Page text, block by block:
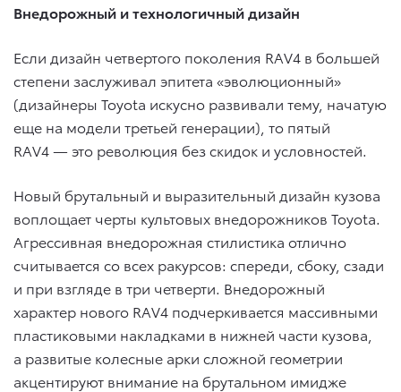
Внедорожный и технологичный дизайн
Если дизайн четвертого поколения RAV4 в большей
степени заслуживал эпитета «эволюционный»
(дизайнеры Toyota искусно развивали тему, начатую
еще на модели третьей генерации), то пятый
RAV4 — это революция без скидок и условностей.
Новый брутальный и выразительный дизайн кузова
воплощает черты культовых внедорожников Toyota.
Агрессивная внедорожная стилистика отлично
считывается со всех ракурсов: спереди, сбоку, сзади
и при взгляде в три четверти. Внедорожный
характер нового RAV4 подчеркивается массивными
пластиковыми накладками в нижней части кузова,
а развитые колесные арки сложной геометрии
акцентируют внимание на брутальном имидже